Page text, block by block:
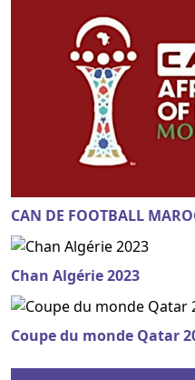
CAN DE FOOTBALL
Chan Algérie 2023
Coupe du monde Qatar